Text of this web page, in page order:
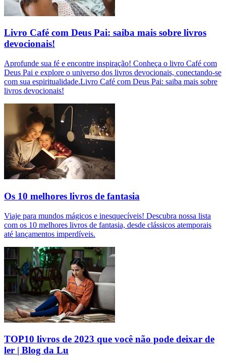
Livro Café com Deus Pai: saiba mais sobre livros
devocionais!
Aprofunde sua fé e encontre inspiração! Conheça o livro Café com
Deus Pai e explore o universo dos livros devocionais, conectando-se
com sua espiritualidade.Livro Café com Deus Pai: saiba mais sobre
livros devocionais!
Os 10 melhores livros de fantasia
Viaje para mundos mágicos e inesquecíveis! Descubra nossa lista
com os 10 melhores livros de fantasia, desde clássicos atemporais
até lançamentos imperdíveis.
TOP10 livros de 2023 que você não pode deixar de
ler | Blog da Lu